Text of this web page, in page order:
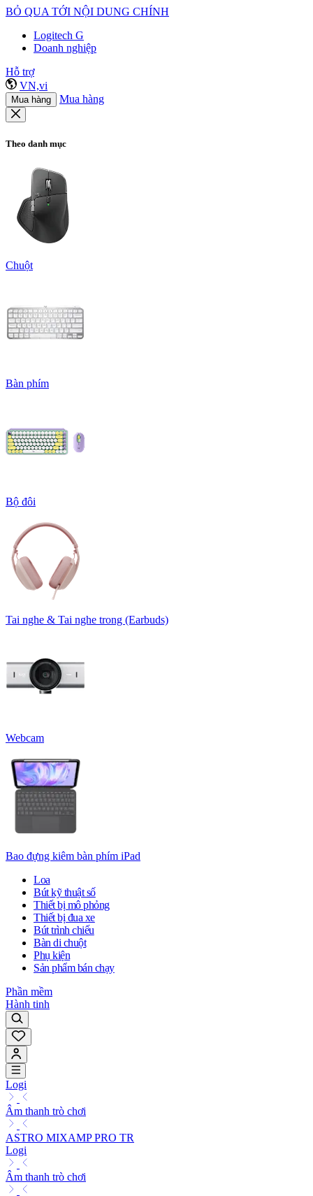
BỎ QUA TỚI NỘI DUNG CHÍNH
Logitech G
Doanh nghiệp
Hỗ trợ
VN,vi
Mua hàng Mua hàng
Theo danh mục
Chuột
Bàn phím
Bộ đôi
Tai nghe & Tai nghe trong (Earbuds)
Webcam
Bao đựng kiêm bàn phím iPad
Loa
Bút kỹ thuật số
Thiết bị mô phỏng
Thiết bị đua xe
Bút trình chiếu
Bàn di chuột
Phụ kiện
Sản phẩm bán chạy
Phần mềm
Hành tinh
Logi
Âm thanh trò chơi
ASTRO MIXAMP PRO TR
Logi
Âm thanh trò chơi